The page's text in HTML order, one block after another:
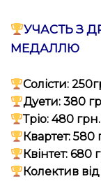
УЧАСТЬ З
МЕДАЛЛЮ
Солісти:
Дуети: 380
Тріо: 480
Квартет:
Квінтет: 680
Колектив